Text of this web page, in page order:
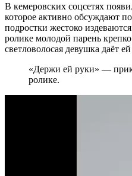
В кемеровских соцсетях
которое активно обсуждают
подростки жестоко
ролике молодой парень
светловолосая девушка даёт
«Держи ей руки» —
ролике.